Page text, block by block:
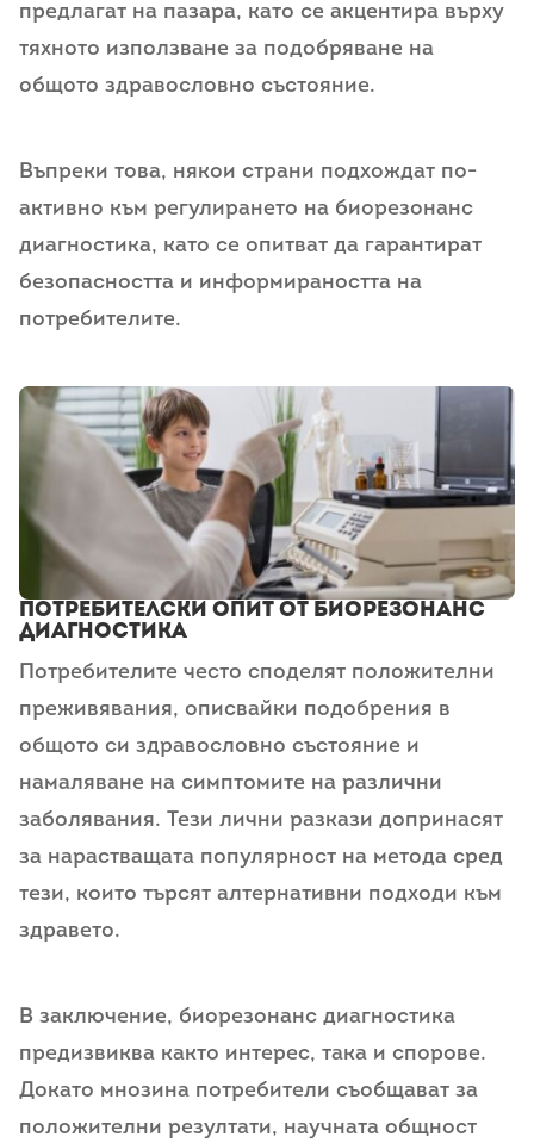
предлагат на пазара, като се акцентира върху
тяхното използване за подобряване на
общото здравословно състояние.
Въпреки това, някои страни подхождат по-
активно към регулирането на биорезонанс
диагностика, като се опитват да гарантират
безопасността и информираността на
потребителите.
Потребителски опит от биорезонанс
диагностика
Потребителите често споделят положителни
преживявания, описвайки подобрения в
общото си здравословно състояние и
намаляване на симптомите на различни
заболявания. Тези лични разкази допринасят
за нарастващата популярност на метода сред
тези, които търсят алтернативни подходи към
здравето.
В заключение, биорезонанс диагностика
предизвиква както интерес, така и спорове.
Докато мнозина потребители съобщават за
положителни резултати, научната общност